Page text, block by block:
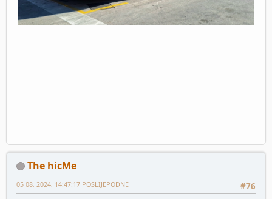
The hicMe
#76
05 08, 2024, 14:47:17 POSLIJEPODNE